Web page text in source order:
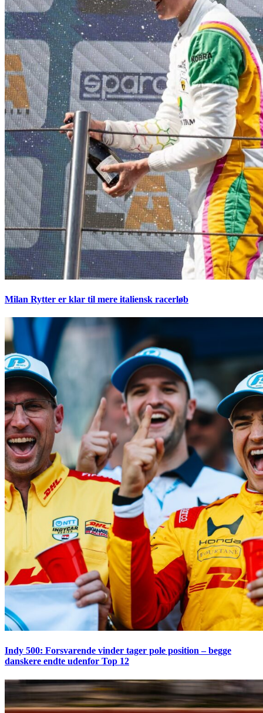
Milan Rytter er klar til mere italiensk racerløb
Indy 500: Forsvarende vinder tager pole position – begge
danskere endte udenfor Top 12